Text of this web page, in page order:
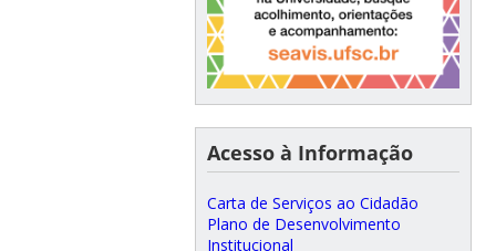
Acesso à Informação
Carta de Serviços ao Cidadão
Plano de Desenvolvimento
Institucional